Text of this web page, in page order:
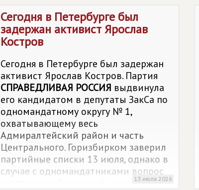
Красногвардейского района,
бухгалтер с многолетним стажем
Ирина Сонникова.
Сегодня в Петербурге был
задержан активист Ярослав
Костров
Сегодня в Петербурге был задержан
активист Ярослав Костров. Партия
СПРАВЕДЛИВАЯ РОССИЯ выдвинула
его кандидатом в депутаты ЗакСа по
одномандатному округу № 1,
охватывающему весь
Адмиралтейский район и часть
Центрального. Горизбирком заверил
партийные списки 13 июля, однако в
случае с одномандатниками вопрос
участия в выборах ещё не решён.13 июля 2026